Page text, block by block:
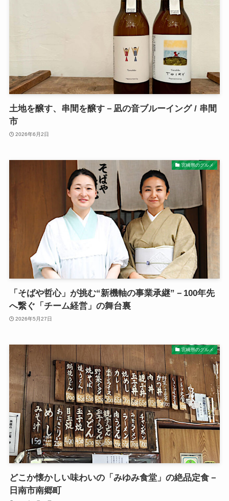
土地を醸す、串間を醸す－凪の音ブルーイング / 串間
市
2026年6月2日
宮崎県のグルメ
「そばや哲心」が挑む“新機軸の事業承継”－100年先
へ繋ぐ「チーム経営」の舞台裏
2026年5月27日
宮崎県のグルメ
どこか懐かしい味わいの「みゆみ食堂」の絶品定食－
日南市南郷町